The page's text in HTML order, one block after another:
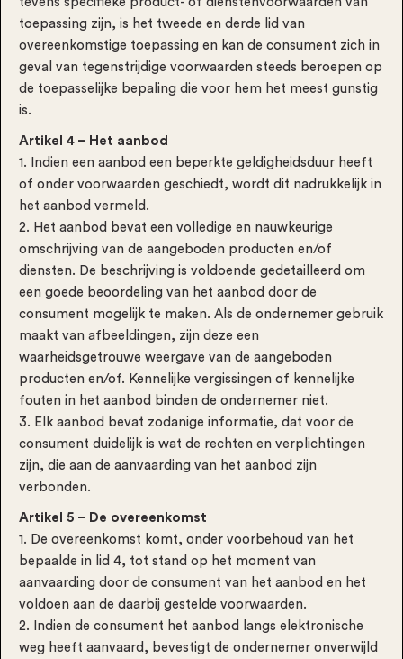
toepassing zijn, is het tweede en derde lid van
overeenkomstige toepassing en kan de consument zich in
geval van tegenstrijdige voorwaarden steeds beroepen op
de toepasselijke bepaling die voor hem het meest gunstig
is.
Artikel 4 – Het aanbod
1. Indien een aanbod een beperkte geldigheidsduur heeft
of onder voorwaarden geschiedt, wordt dit nadrukkelijk in
het aanbod vermeld.
2. Het aanbod bevat een volledige en nauwkeurige
omschrijving van de aangeboden producten en/of
diensten. De beschrijving is voldoende gedetailleerd om
een goede beoordeling van het aanbod door de
consument mogelijk te maken. Als de ondernemer gebruik
maakt van afbeeldingen, zijn deze een
waarheidsgetrouwe weergave van de aangeboden
producten en/of. Kennelijke vergissingen of kennelijke
fouten in het aanbod binden de ondernemer niet.
3. Elk aanbod bevat zodanige informatie, dat voor de
consument duidelijk is wat de rechten en verplichtingen
zijn, die aan de aanvaarding van het aanbod zijn
verbonden.
Artikel 5 – De overeenkomst
1. De overeenkomst komt, onder voorbehoud van het
bepaalde in lid 4, tot stand op het moment van
aanvaarding door de consument van het aanbod en het
voldoen aan de daarbij gestelde voorwaarden.
2. Indien de consument het aanbod langs elektronische
weg heeft aanvaard, bevestigt de ondernemer onverwijld